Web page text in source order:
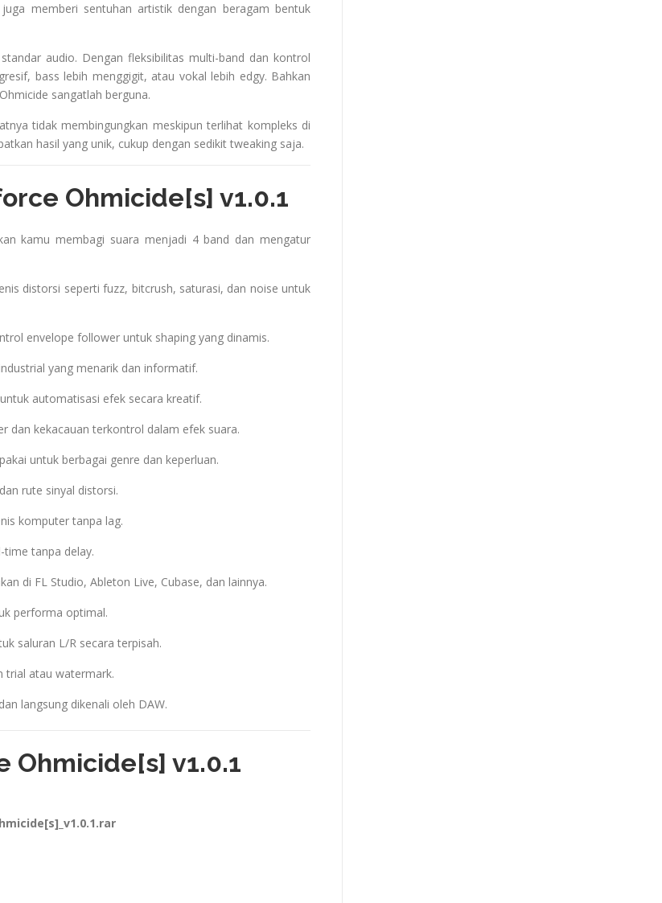
memberi sentuhan artistik dengan beragam bentuk
audio. Dengan fleksibilitas multi-band dan kontrol
bass lebih menggigit, atau vokal lebih edgy. Bahkan
sangatlah berguna.
tidak membingungkan meskipun terlihat kompleks di
hasil yang unik, cukup dengan sedikit tweaking saja.
Ohmicide[s] v1.0.1
kamu membagi suara menjadi 4 band dan mengatur
distorsi seperti fuzz, bitcrush, saturasi, dan noise untuk
envelope follower untuk shaping yang dinamis.
yang menarik dan informatif.
automatisasi efek secara kreatif.
dan kekacauan terkontrol dalam efek suara.
untuk berbagai genre dan keperluan.
rute sinyal distorsi.
komputer tanpa lag.
time tanpa delay.
di FL Studio, Ableton Live, Cubase, dan lainnya.
performa optimal.
saluran L/R secara terpisah.
trial atau watermark.
langsung dikenali oleh DAW.
Ohmicide[s] v1.0.1